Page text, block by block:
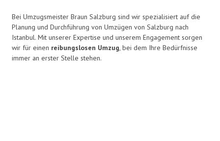
Bei Umzugsmeister Braun Salzburg sind wir spezialisiert auf die
Planung und Durchführung von Umzügen von Salzburg nach
Istanbul. Mit unserer Expertise und unserem Engagement sorgen
wir für einen reibungslosen Umzug, bei dem Ihre Bedürfnisse
immer an erster Stelle stehen.